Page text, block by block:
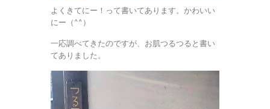
よくきてにー！って書いてあります。かわいい
にー（^^）
一応調べてきたのですが、お肌つるつると書い
てありました。